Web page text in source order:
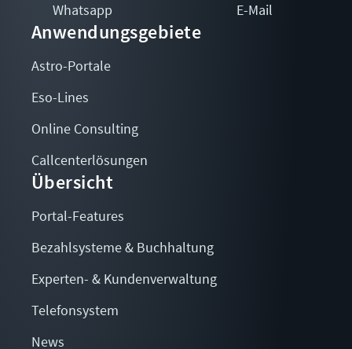
Whatsapp E-Mail
Anwendungsgebiete
Astro-Portale
Eso-Lines
Online Consulting
Callcenterlösungen
Übersicht
Portal-Features
Bezahlsysteme & Buchhaltung
Experten- & Kundenverwaltung
Telefonsystem
News